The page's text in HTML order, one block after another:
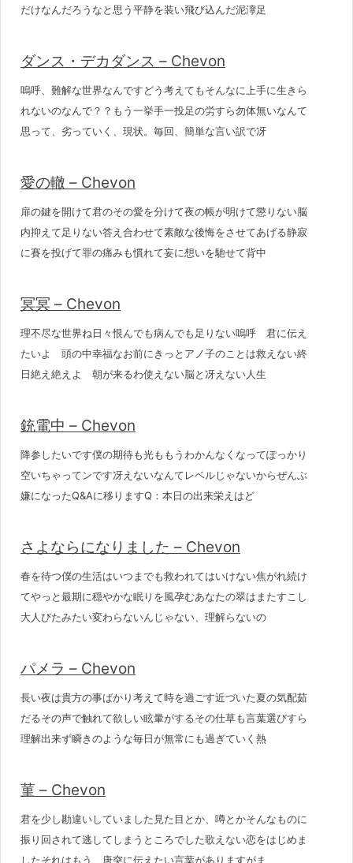
だけなんだろうなと思う平静を装い飛び込んだ泥濘足
ダンス・デカダンス – Chevon
嗚呼、難解な世界なんですどう考えてもそんなに上手に生きら
れないのなんで？？もう一挙手一投足の労すら勿体無いなんて
思って、劣っていく、現状。毎回、簡単な言い訳で冴
愛の轍 – Chevon
扉の鍵を開けて君のその愛を分けて夜の帳が明けて懲りない脳
内抑えて足りない答え合わせて素敵な後悔をさせてあげる静寂
に賽を投げて罪の痛みも慣れて妄に想いを馳せて背中
冥冥 – Chevon
理不尽な世界ね日々恨んでも病んでも足りない嗚呼 君に伝え
たいよ 頭の中幸福なお前にきっとアノ子のことは救えない終
日絶え絶えよ 朝が来るわ使えない脳と冴えない人生
銃電中 – Chevon
降参したいです僕の期待も光ももうわかんなくなってぽっかり
空いちゃってンです冴えないなんてレベルじゃないからぜんぶ
嫌になったQ&Aに移りますQ：本日の出来栄えはど
さよならになりました – Chevon
春を待つ僕の生活はいつまでも救われてはいけない焦がれ続け
てやっと最期に穏やかな眠りを風孕むあなたの翠はまたすこし
大人びたみたい変わらないんじゃない、理解らないの
パメラ – Chevon
長い夜は貴方の事ばかり考えて時を過ごす近づいた夏の気配茹
だるその声で触れて欲しい眩暈がするその仕草も言葉選びすら
理解出来ず瞬きのような毎日が無常にも過ぎていく熱
菫 – Chevon
君を少し勘違いしていました見た目とか、噂とかそんなものに
振り回されて逃してしまうところでした歌えない恋をはじめま
したそれはもう、唐突に伝えたい言葉がありますがま